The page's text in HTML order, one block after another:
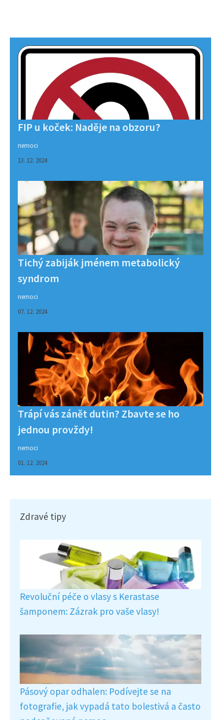
FIP u koček: Naděje na obzoru?
nemoci
13. 12. 2024
Tichý zabiják jménem metabolický
syndrom
nemoci
07. 12. 2024
Trápí vás zánět dutin? Zbavte se ho
jednou provždy!
nemoci
01. 12. 2024
Zdravé tipy
Revoluční péče o vlasy s Kerastase
šamponem: Zázrak pro vaše vlasy!
Pásový opar odhalen: Podívejte se na
fotografie, jak vypadá tato bolestivá a často